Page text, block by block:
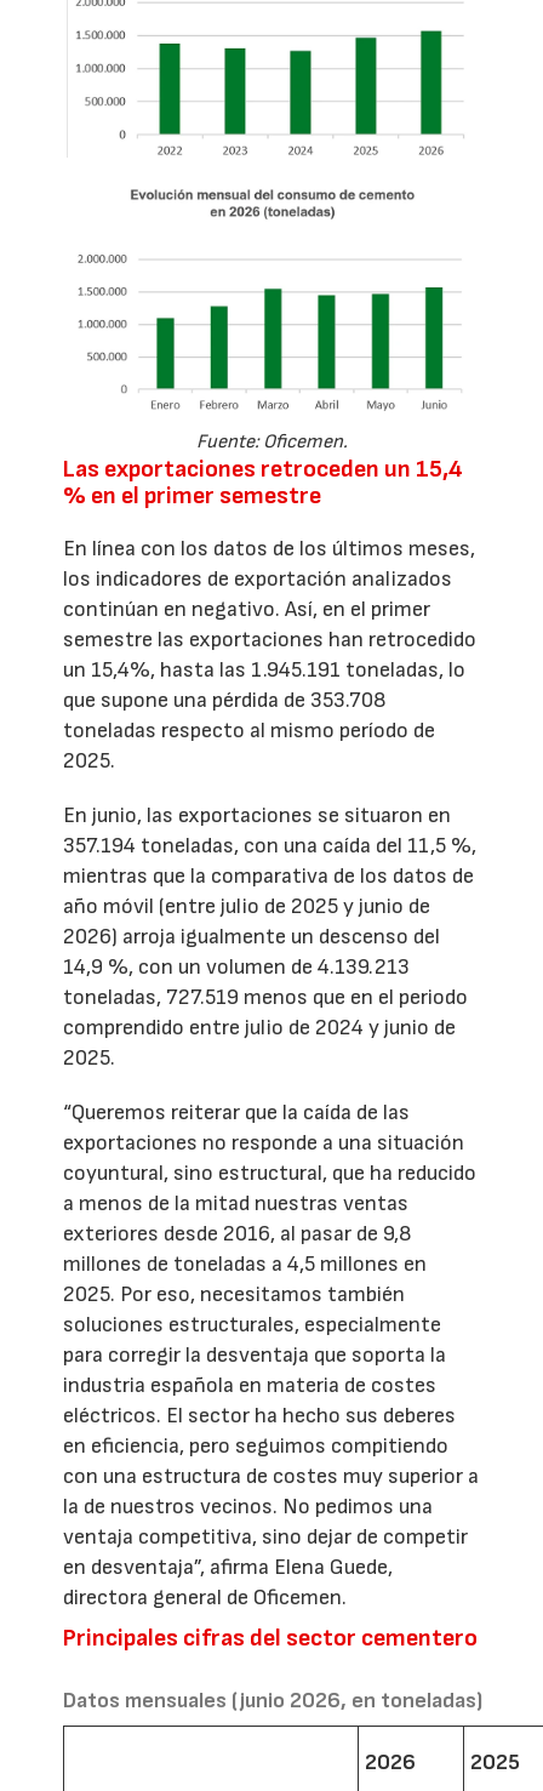
Fuente: Oficemen.
Las exportaciones retroceden un 15,4
% en el primer semestre
En línea con los datos de los últimos meses,
los indicadores de exportación analizados
continúan en negativo. Así, en el primer
semestre las exportaciones han retrocedido
un 15,4%, hasta las 1.945.191 toneladas, lo
que supone una pérdida de 353.708
toneladas respecto al mismo período de
2025.
En junio, las exportaciones se situaron en
357.194 toneladas, con una caída del 11,5 %,
mientras que la comparativa de los datos de
año móvil (entre julio de 2025 y junio de
2026) arroja igualmente un descenso del
14,9 %, con un volumen de 4.139.213
toneladas, 727.519 menos que en el periodo
comprendido entre julio de 2024 y junio de
2025.
“Queremos reiterar que la caída de las
exportaciones no responde a una situación
coyuntural, sino estructural, que ha reducido
a menos de la mitad nuestras ventas
exteriores desde 2016, al pasar de 9,8
millones de toneladas a 4,5 millones en
2025. Por eso, necesitamos también
soluciones estructurales, especialmente
para corregir la desventaja que soporta la
industria española en materia de costes
eléctricos. El sector ha hecho sus deberes
en eficiencia, pero seguimos compitiendo
con una estructura de costes muy superior a
la de nuestros vecinos. No pedimos una
ventaja competitiva, sino dejar de competir
en desventaja”, afirma Elena Guede,
directora general de Oficemen.
Principales cifras del sector cementero
Datos mensuales (junio 2026, en toneladas)
2026 2025